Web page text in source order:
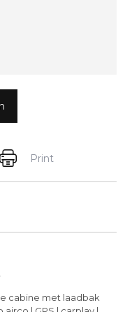
Print
cabine met laadbak